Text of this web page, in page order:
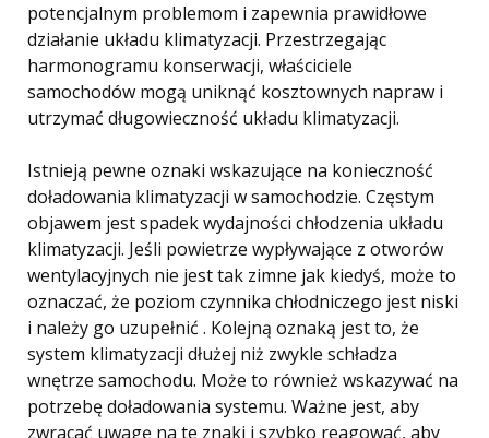
potencjalnym problemom i zapewnia prawidłowe
działanie układu klimatyzacji. Przestrzegając
harmonogramu konserwacji, właściciele
samochodów mogą uniknąć kosztownych napraw i
utrzymać długowieczność układu klimatyzacji.
Istnieją pewne oznaki wskazujące na konieczność
doładowania klimatyzacji w samochodzie. Częstym
objawem jest spadek wydajności chłodzenia układu
klimatyzacji. Jeśli powietrze wypływające z otworów
wentylacyjnych nie jest tak zimne jak kiedyś, może to
oznaczać, że poziom czynnika chłodniczego jest niski
i należy go uzupełnić . Kolejną oznaką jest to, że
system klimatyzacji dłużej niż zwykle schładza
wnętrze samochodu. Może to również wskazywać na
potrzebę doładowania systemu. Ważne jest, aby
zwracać uwagę na te znaki i szybko reagować, aby